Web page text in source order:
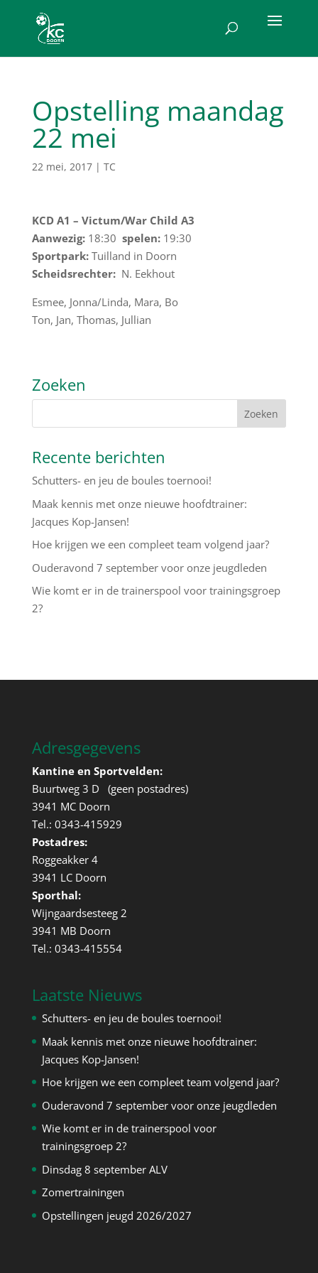
Opstelling maandag
22 mei
22 mei, 2017| TC
KCD A1 – Victum/War Child A3
Aanwezig: 18:30 spelen: 19:30
Sportpark: Tuilland in Doorn
Scheidsrechter: N. Eekhout
Esmee, Jonna/Linda, Mara, Bo
Ton, Jan, Thomas, Jullian
Zoeken
Recente berichten
Schutters- en jeu de boules toernooi!
Maak kennis met onze nieuwe hoofdtrainer:
Jacques Kop-Jansen!
Hoe krijgen we een compleet team volgend jaar?
Ouderavond 7 september voor onze jeugdleden
Wie komt er in de trainerspool voor trainingsgroep
2?
Adresgegevens
Kantine en Sportvelden:
Buurtweg 3 D (geen postadres)
3941 MC Doorn
Tel.: 0343-415929
Postadres:
Roggeakker 4
3941 LC Doorn
Sporthal:
Wijngaardsesteeg 2
3941 MB Doorn
Tel.: 0343-415554
Laatste Nieuws
Schutters- en jeu de boules toernooi!
Maak kennis met onze nieuwe hoofdtrainer:
Jacques Kop-Jansen!
Hoe krijgen we een compleet team volgend jaar?
Ouderavond 7 september voor onze jeugdleden
Wie komt er in de trainerspool voor
trainingsgroep 2?
Dinsdag 8 september ALV
Zomertrainingen
Opstellingen jeugd 2026/2027